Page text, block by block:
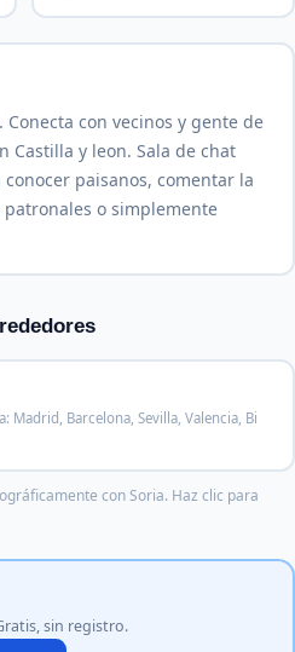
Conecta con vecinos y gente de
Castilla y leon. Sala de chat
paisanos, comentar la
o simplemente
Madrid, Barcelona, Sevilla, Valencia, Bi
con Soria. Haz clic para
sin registro.